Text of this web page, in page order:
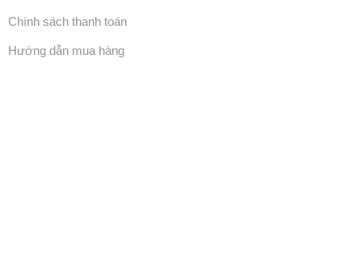
Chính sách thanh toán
Hướng dẫn mua hàng